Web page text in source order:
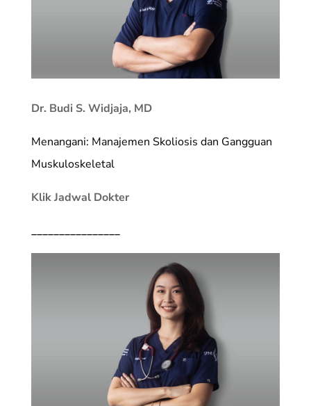
Dr. Budi S. Widjaja, MD
Menangani: Manajemen Skoliosis dan Gangguan
Muskuloskeletal
Klik Jadwal Dokter
________________